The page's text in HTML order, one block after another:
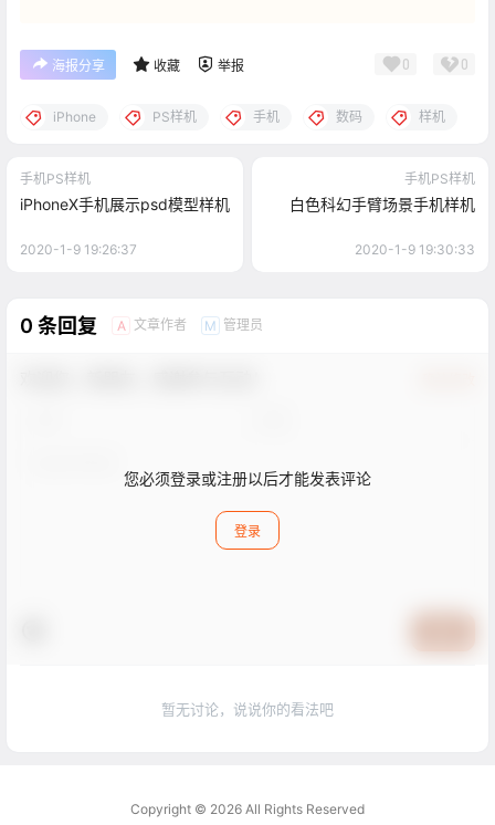
海报分享 收藏 举报 0 0
iPhone PS样机 手机 数码 样机
手机PS样机
iPhoneX手机展示psd模型样机
2020-1-9 19:26:37
手机PS样机
白色科幻手臂场景手机样机
2020-1-9 19:30:33
0 条回复 A 文章作者 M 管理员
您必须登录或注册以后才能发表评论
登录
暂无讨论，说说你的看法吧
Copyright © 2026 All Rights Reserved